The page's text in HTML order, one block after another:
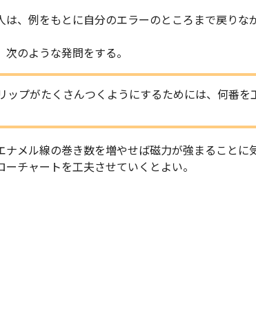
は、例をもとに自分のエラーのところまで戻りな
のような発問をする。
ップがたくさんつくようにするためには、何番を
ナメル線の巻き数を増やせば磁力が強まることに
チャートを工夫させていくとよい。